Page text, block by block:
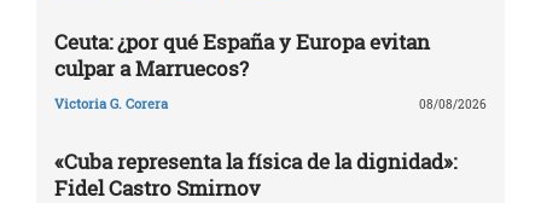
Ceuta: ¿por qué España y Europa evitan
culpar a Marruecos?
Victoria G. Corera 08/08/2026
«Cuba representa la física de la dignidad»:
Fidel Castro Smirnov